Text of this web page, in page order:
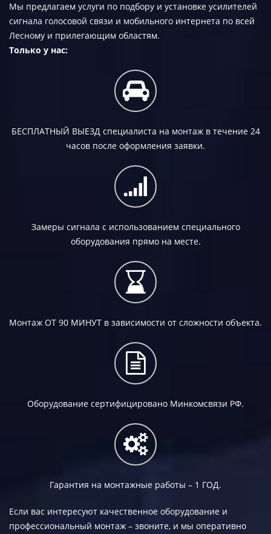
Мы предлагаем услуги по подбору и установке усилителей
сигнала голосовой связи и мобильного интернета по всей
Лесному и прилегающим областям.
Только у нас:
БЕСПЛАТНЫЙ ВЫЕЗДспециалиста на монтаж в течение 24
часов после оформления заявки.
Замеры сигнала с использованием специального
оборудования прямо на месте.
Монтаж ОТ 90 МИНУТ в зависимости от сложности объекта.
Оборудование сертифицировано Минкомсвязи РФ.
Гарантия на монтажные работы – 1 ГОД.
Если вас интересуют качественное оборудование и
профессиональный монтаж – звоните, и мы оперативно